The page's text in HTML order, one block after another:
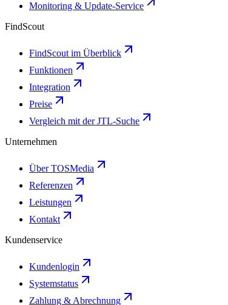
Monitoring & Update-Service
FindScout
FindScout im Überblick
Funktionen
Integration
Preise
Vergleich mit der JTL-Suche
Unternehmen
Über TOSMedia
Referenzen
Leistungen
Kontakt
Kundenservice
Kundenlogin
Systemstatus
Zahlung & Abrechnung